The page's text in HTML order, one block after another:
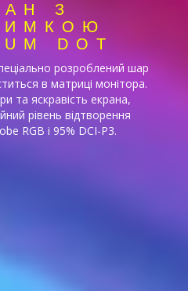
З
DOT
розроблений шар
в матриці монітора.
та яскравість екрана,
рівень відтворення
RGB і 95% DCI-P3.